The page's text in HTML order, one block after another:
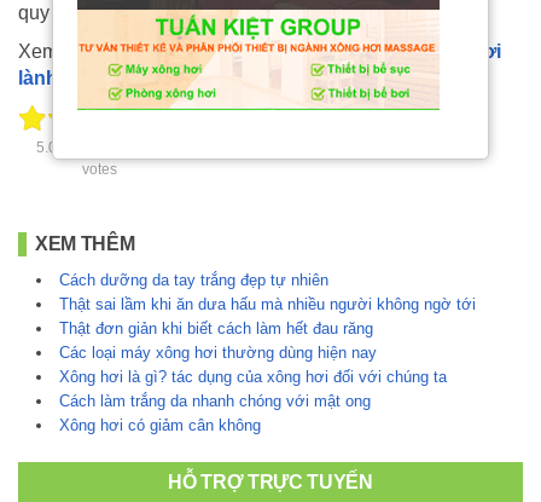
quy trình xông hơi nhiều có tốt không.
Xem thêm bài viết5 tác dụng lợi ích của việc xông hơi
lành mạnh.
5.00
votes
XEM THÊM
Cách dưỡng da tay trắng đẹp tự nhiên
Thật sai lầm khi ăn dưa hấu mà nhiều người không ngờ tới
Thật đơn giản khi biết cách làm hết đau răng
Các loại máy xông hơi thường dùng hiện nay
Xông hơi là gì? tác dụng của xông hơi đối với chúng ta
Cách làm trắng da nhanh chóng với mật ong
Xông hơi có giảm cân không
HỖ TRỢ TRỰC TUYẾN